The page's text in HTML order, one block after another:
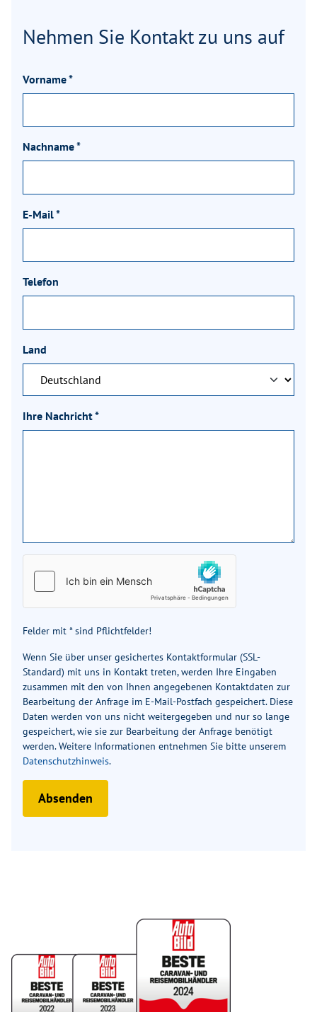
Nehmen Sie Kontakt zu uns auf
Vorname*
Nachname*
E-Mail*
Telefon
Land
Ihre Nachricht*
Felder mit * sind Pflichtfelder!
Wenn Sie über unser gesichertes Kontaktformular (SSL-
Standard) mit uns in Kontakt treten, werden Ihre Eingaben
zusammen mit den von Ihnen angegebenen Kontaktdaten zur
Bearbeitung der Anfrage im E-Mail-Postfach gespeichert. Diese
Daten werden von uns nicht weitergegeben und nur so lange
gespeichert, wie sie zur Bearbeitung der Anfrage benötigt
werden. Weitere Informationen entnehmen Sie bitte unserem
Datenschutzhinweis.
Absenden